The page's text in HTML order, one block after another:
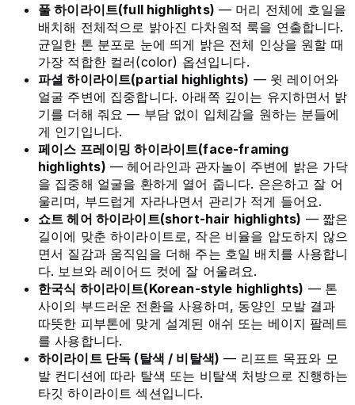
풀 하이라이트(full highlights) — 머리 전체에 호일을
배치해 전체적으로 밝아진 다차원적 룩을 연출합니다.
균일한 톤 분포로 눈에 띄게 밝은 전체 인상을 원할 때
가장 적합한 컬러(color) 옵션입니다.
파셜 하이라이트(partial highlights) — 윗 레이어와
얼굴 주변에 집중합니다. 아래쪽 깊이는 유지하면서 밝
기를 더해 줘요 — 부담 없이 입체감을 원하는 분들에
게 인기입니다.
페이스 프레이밍 하이라이트(face-framing
highlights) — 헤어라인과 관자놀이 주변에 밝은 가닥
을 집중해 얼굴을 환하게 열어 줍니다. 은은하고 잘 어
울리며, 부드럽게 자라나면서 관리가 적게 들어요.
쇼트 헤어 하이라이트(short-hair highlights) — 짧은
길이에 맞춘 하이라이트로, 작은 비율을 압도하지 않으
면서 질감과 움직임을 더해 주는 호일 배치를 사용합니
다. 보브와 레이어드 컷에 잘 어울려요.
한국식 하이라이트(Korean-style highlights) — 톤
사이의 부드러운 전환을 사용하며, 동양인 모발 결과
따뜻한 피부톤에 맞게 설계된 애쉬 또는 베이지 팔레트
를 사용합니다.
하이라이트 단독 (탈색 / 비탈색) — 리프트 목표와 모
발 컨디션에 따라 탈색 또는 비탈색 처방으로 진행하는
타깃 하이라이트 섹션입니다.